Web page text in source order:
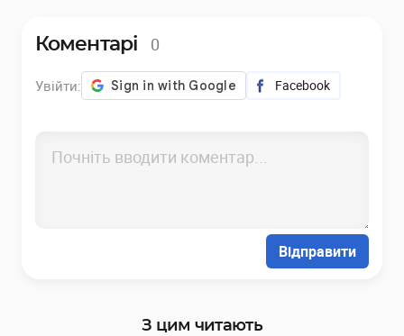
Коментарі 0
Увійти: Facebook
Відправити
З цим читають